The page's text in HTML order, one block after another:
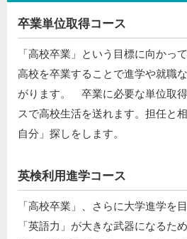
卒業単位取得コース
「高校卒業」という目標に向かっ
高校を卒業することで進学や就職
がります。 卒業に必要な単位取
スで高校生活を送れます。担任と
自分」探しをします。
英検利用進学コース
「高校卒業」、さらに大学進学を
「英語力」が大きな武器になるた